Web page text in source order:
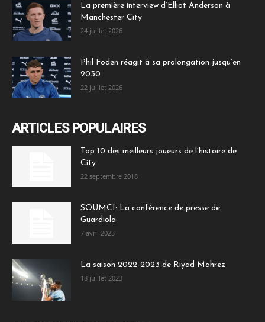
La première interview d’Elliot Anderson à
Manchester City
24 juillet 2026
Phil Foden réagit à sa prolongation jusqu’en
2030
22 juillet 2026
ARTICLES POPULAIRES
Top 10 des meilleurs joueurs de l’histoire de
City
22 septembre 2018
SOUMCI: La conférence de presse de
Guardiola
7 avril 2023
La saison 2022-2023 de Riyad Mahrez
18 juillet 2023